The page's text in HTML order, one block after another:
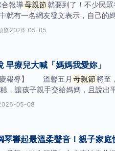
報導母親節就要到了！不少民
就有一名網友發文表示，自己的
條2026-05-05
早療兒大喊「媽媽我愛妳」
慶報導】 溫馨五月 母親節 將至
，讓孩子親手交給媽媽，且說
05-08
琴響起最溫柔聲音！親子家庭